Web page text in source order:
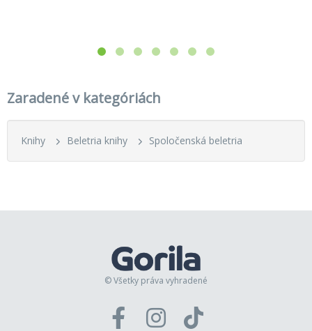
Zaradené v kategóriách
Knihy Beletria knihy Spoločenská beletria
© Všetky práva vyhradené